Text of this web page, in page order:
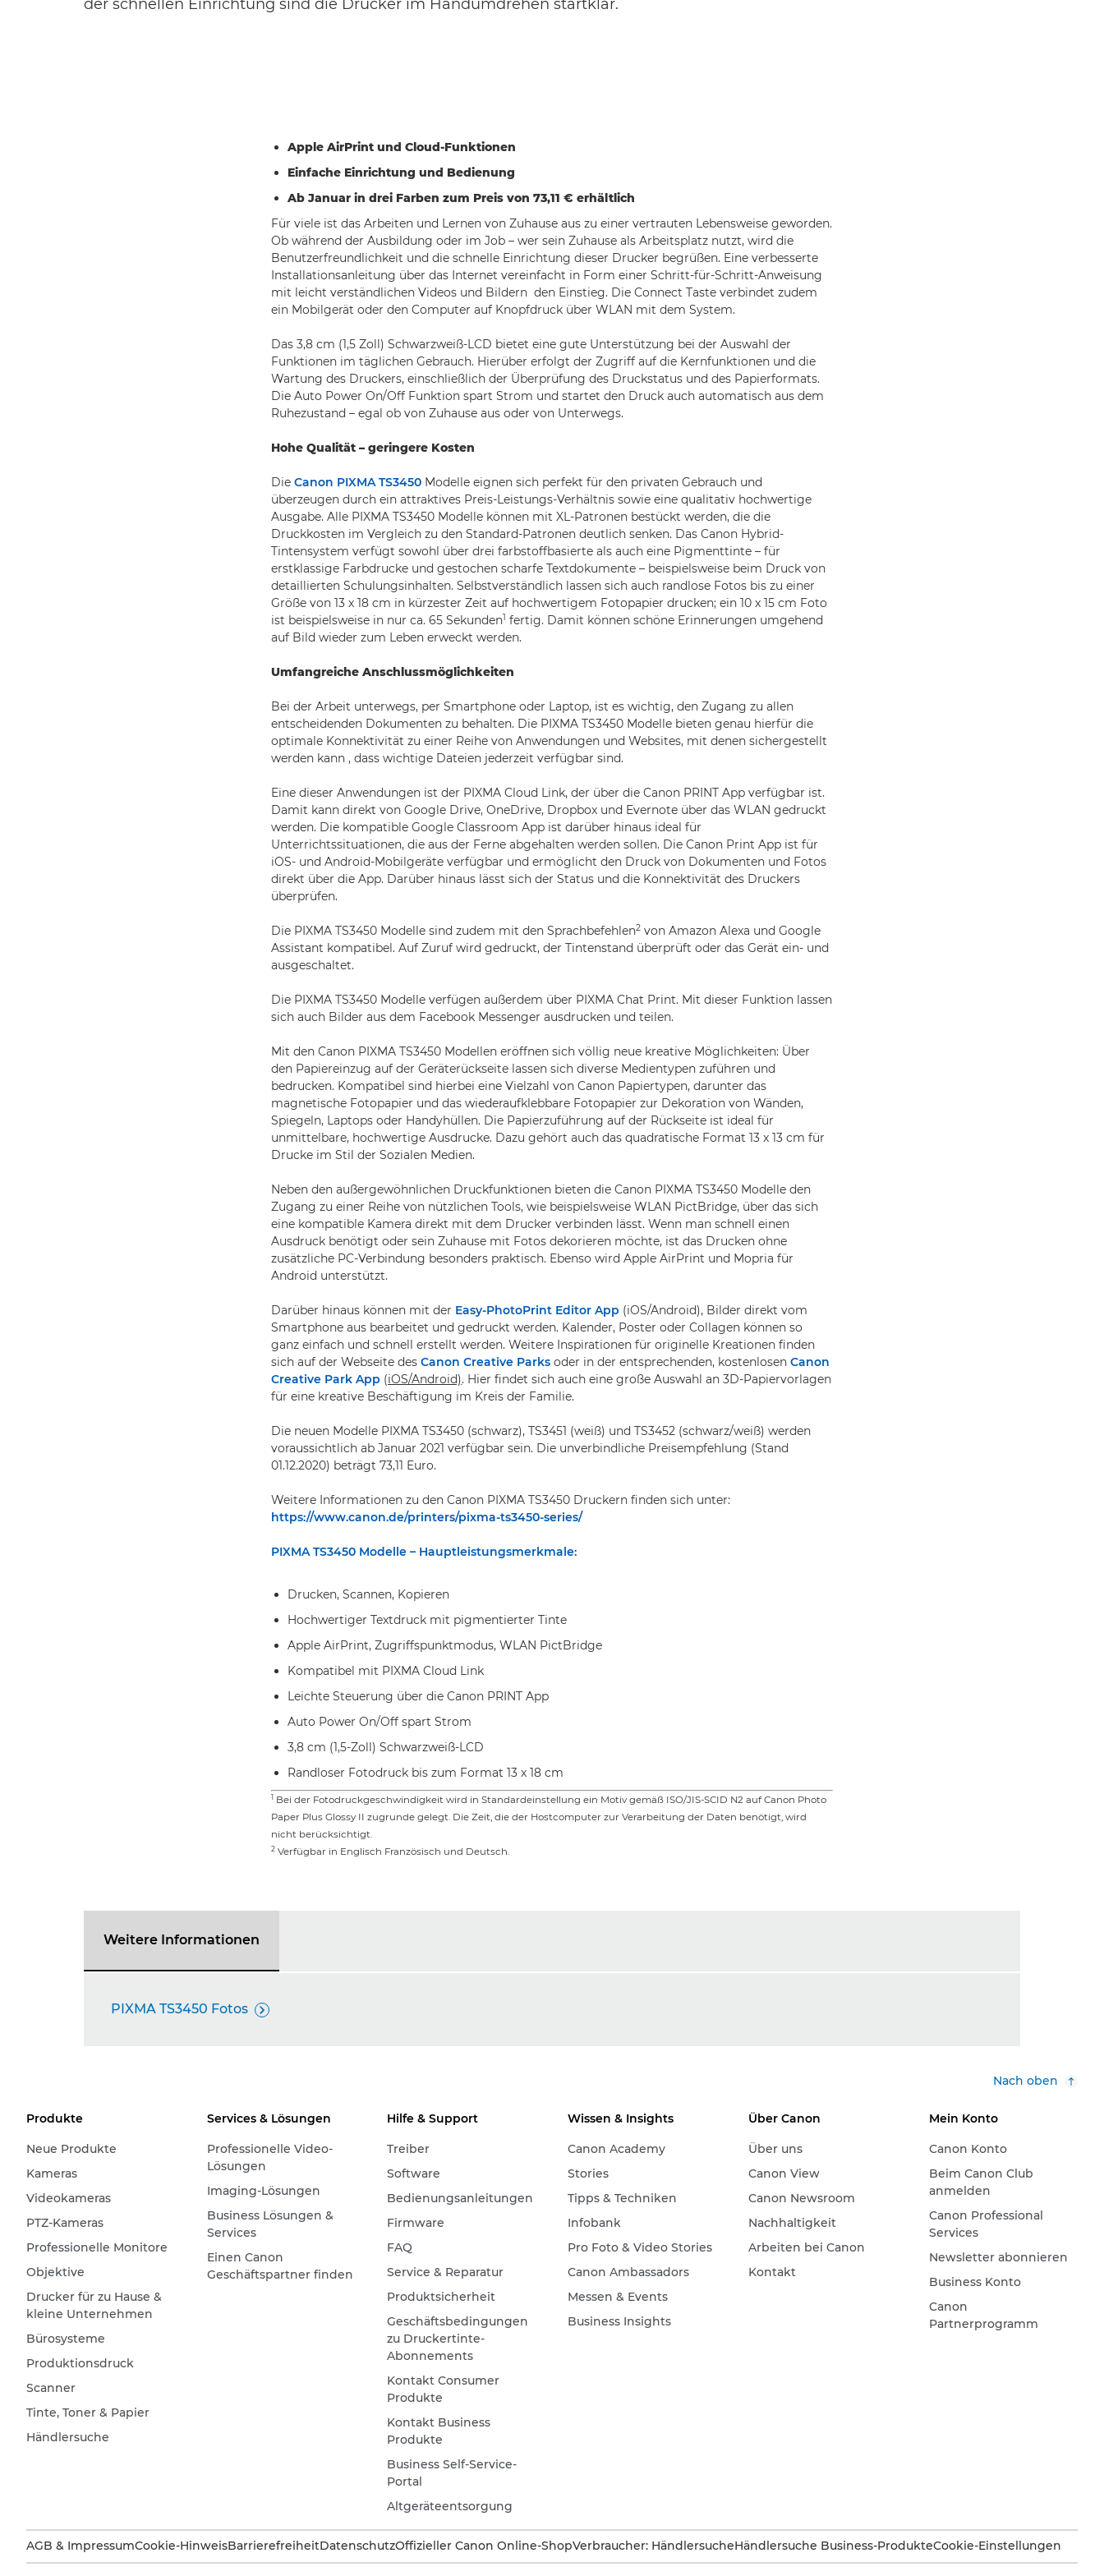
der schnellen Einrichtung sind die Drucker im Handumdrehen startklar.
Apple AirPrint und Cloud-Funktionen
Einfache Einrichtung und Bedienung
Ab Januar in drei Farben zum Preis von 73,11 € erhältlich
Für viele ist das Arbeiten und Lernen von Zuhause aus zu einer vertrauten Lebensweise geworden.
Ob während der Ausbildung oder im Job – wer sein Zuhause als Arbeitsplatz nutzt, wird die
Benutzerfreundlichkeit und die schnelle Einrichtung dieser Drucker begrüßen. Eine verbesserte
Installationsanleitung über das Internet vereinfacht in Form einer Schritt-für-Schritt-Anweisung
mit leicht verständlichen Videos und Bildern den Einstieg. Die Connect Taste verbindet zudem
ein Mobilgerät oder den Computer auf Knopfdruck über WLAN mit dem System.
Das 3,8 cm (1,5 Zoll) Schwarzweiß-LCD bietet eine gute Unterstützung bei der Auswahl der
Funktionen im täglichen Gebrauch. Hierüber erfolgt der Zugriff auf die Kernfunktionen und die
Wartung des Druckers, einschließlich der Überprüfung des Druckstatus und des Papierformats.
Die Auto Power On/Off Funktion spart Strom und startet den Druck auch automatisch aus dem
Ruhezustand – egal ob von Zuhause aus oder von Unterwegs.
Hohe Qualität – geringere Kosten
Die Canon PIXMA TS3450 Modelle eignen sich perfekt für den privaten Gebrauch und
überzeugen durch ein attraktives Preis-Leistungs-Verhältnis sowie eine qualitativ hochwertige
Ausgabe. Alle PIXMA TS3450 Modelle können mit XL-Patronen bestückt werden, die die
Druckkosten im Vergleich zu den Standard-Patronen deutlich senken. Das Canon Hybrid-
Tintensystem verfügt sowohl über drei farbstoffbasierte als auch eine Pigmenttinte – für
erstklassige Farbdrucke und gestochen scharfe Textdokumente – beispielsweise beim Druck von
detaillierten Schulungsinhalten. Selbstverständlich lassen sich auch randlose Fotos bis zu einer
Größe von 13 x 18 cm in kürzester Zeit auf hochwertigem Fotopapier drucken; ein 10 x 15 cm Foto
ist beispielsweise in nur ca. 65 Sekunden1 fertig. Damit können schöne Erinnerungen umgehend
auf Bild wieder zum Leben erweckt werden.
Umfangreiche Anschlussmöglichkeiten
Bei der Arbeit unterwegs, per Smartphone oder Laptop, ist es wichtig, den Zugang zu allen
entscheidenden Dokumenten zu behalten. Die PIXMA TS3450 Modelle bieten genau hierfür die
optimale Konnektivität zu einer Reihe von Anwendungen und Websites, mit denen sichergestellt
werden kann , dass wichtige Dateien jederzeit verfügbar sind.
Eine dieser Anwendungen ist der PIXMA Cloud Link, der über die Canon PRINT App verfügbar ist.
Damit kann direkt von Google Drive, OneDrive, Dropbox und Evernote über das WLAN gedruckt
werden. Die kompatible Google Classroom App ist darüber hinaus ideal für
Unterrichtssituationen, die aus der Ferne abgehalten werden sollen. Die Canon Print App ist für
iOS- und Android-Mobilgeräte verfügbar und ermöglicht den Druck von Dokumenten und Fotos
direkt über die App. Darüber hinaus lässt sich der Status und die Konnektivität des Druckers
überprüfen.
Die PIXMA TS3450 Modelle sind zudem mit den Sprachbefehlen2 von Amazon Alexa und Google
Assistant kompatibel. Auf Zuruf wird gedruckt, der Tintenstand überprüft oder das Gerät ein- und
ausgeschaltet.
Die PIXMA TS3450 Modelle verfügen außerdem über PIXMA Chat Print. Mit dieser Funktion lassen
sich auch Bilder aus dem Facebook Messenger ausdrucken und teilen.
Mit den Canon PIXMA TS3450 Modellen eröffnen sich völlig neue kreative Möglichkeiten: Über
den Papiereinzug auf der Geräterückseite lassen sich diverse Medientypen zuführen und
bedrucken. Kompatibel sind hierbei eine Vielzahl von Canon Papiertypen, darunter das
magnetische Fotopapier und das wiederaufklebbare Fotopapier zur Dekoration von Wänden,
Spiegeln, Laptops oder Handyhüllen. Die Papierzuführung auf der Rückseite ist ideal für
unmittelbare, hochwertige Ausdrucke. Dazu gehört auch das quadratische Format 13 x 13 cm für
Drucke im Stil der Sozialen Medien.
Neben den außergewöhnlichen Druckfunktionen bieten die Canon PIXMA TS3450 Modelle den
Zugang zu einer Reihe von nützlichen Tools, wie beispielsweise WLAN PictBridge, über das sich
eine kompatible Kamera direkt mit dem Drucker verbinden lässt. Wenn man schnell einen
Ausdruck benötigt oder sein Zuhause mit Fotos dekorieren möchte, ist das Drucken ohne
zusätzliche PC-Verbindung besonders praktisch. Ebenso wird Apple AirPrint und Mopria für
Android unterstützt.
Darüber hinaus können mit der Easy-PhotoPrint Editor App (iOS/Android), Bilder direkt vom
Smartphone aus bearbeitet und gedruckt werden. Kalender, Poster oder Collagen können so
ganz einfach und schnell erstellt werden. Weitere Inspirationen für originelle Kreationen finden
sich auf der Webseite des Canon Creative Parks oder in der entsprechenden, kostenlosen Canon
Creative Park App (iOS/Android). Hier findet sich auch eine große Auswahl an 3D-Papiervorlagen
für eine kreative Beschäftigung im Kreis der Familie.
Die neuen Modelle PIXMA TS3450 (schwarz), TS3451 (weiß) und TS3452 (schwarz/weiß) werden
voraussichtlich ab Januar 2021 verfügbar sein. Die unverbindliche Preisempfehlung (Stand
01.12.2020) beträgt 73,11 Euro.
Weitere Informationen zu den Canon PIXMA TS3450 Druckern finden sich unter:
https://www.canon.de/printers/pixma-ts3450-series/
PIXMA TS3450 Modelle – Hauptleistungsmerkmale:
Drucken, Scannen, Kopieren
Hochwertiger Textdruck mit pigmentierter Tinte
Apple AirPrint, Zugriffspunktmodus, WLAN PictBridge
Kompatibel mit PIXMA Cloud Link
Leichte Steuerung über die Canon PRINT App
Auto Power On/Off spart Strom
3,8 cm (1,5-Zoll) Schwarzweiß-LCD
Randloser Fotodruck bis zum Format 13 x 18 cm
1 Bei der Fotodruckgeschwindigkeit wird in Standardeinstellung ein Motiv gemäß ISO/JIS-SCID N2 auf Canon Photo
Paper Plus Glossy II zugrunde gelegt. Die Zeit, die der Hostcomputer zur Verarbeitung der Daten benötigt, wird
nicht berücksichtigt.
2 Verfügbar in Englisch Französisch und Deutsch.
Weitere Informationen
PIXMA TS3450 Fotos 
Nach oben
Produkte
Neue Produkte
Kameras
Videokameras
PTZ-Kameras
Professionelle Monitore
Objektive
Drucker für zu Hause &
kleine Unternehmen
Bürosysteme
Produktionsdruck
Scanner
Tinte, Toner & Papier
Händlersuche
Services & Lösungen
Professionelle Video-
Lösungen
Imaging-Lösungen
Business Lösungen &
Services
Einen Canon
Geschäftspartner finden
Hilfe & Support
Treiber
Software
Bedienungsanleitungen
Firmware
FAQ
Service & Reparatur
Produktsicherheit
Geschäftsbedingungen
zu Druckertinte-
Abonnements
Kontakt Consumer
Produkte
Kontakt Business
Produkte
Business Self-Service-
Portal
Altgeräteentsorgung
Wissen & Insights
Canon Academy
Stories
Tipps & Techniken
Infobank
Pro Foto & Video Stories
Canon Ambassadors
Messen & Events
Business Insights
Über Canon
Über uns
Canon View
Canon Newsroom
Nachhaltigkeit
Arbeiten bei Canon
Kontakt
Mein Konto
Canon Konto
Beim Canon Club
anmelden
Canon Professional
Services
Newsletter abonnieren
Business Konto
Canon
Partnerprogramm
AGB & ImpressumCookie-HinweisBarrierefreiheitDatenschutzOffizieller Canon Online-ShopVerbraucher: HändlersucheHändlersuche Business-ProdukteCookie-Einstellungen